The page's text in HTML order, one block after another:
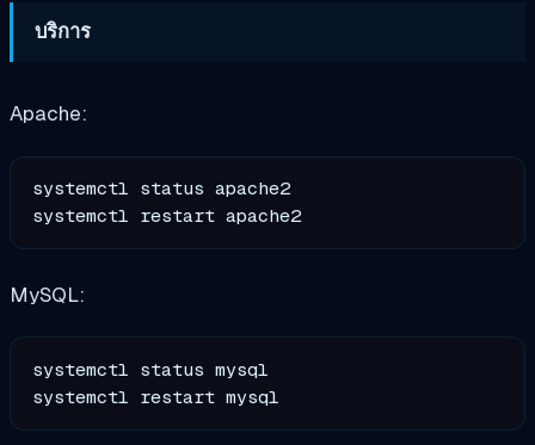
บริการ
Apache:
systemctl status apache2
MySQL:
systemctl status mysql